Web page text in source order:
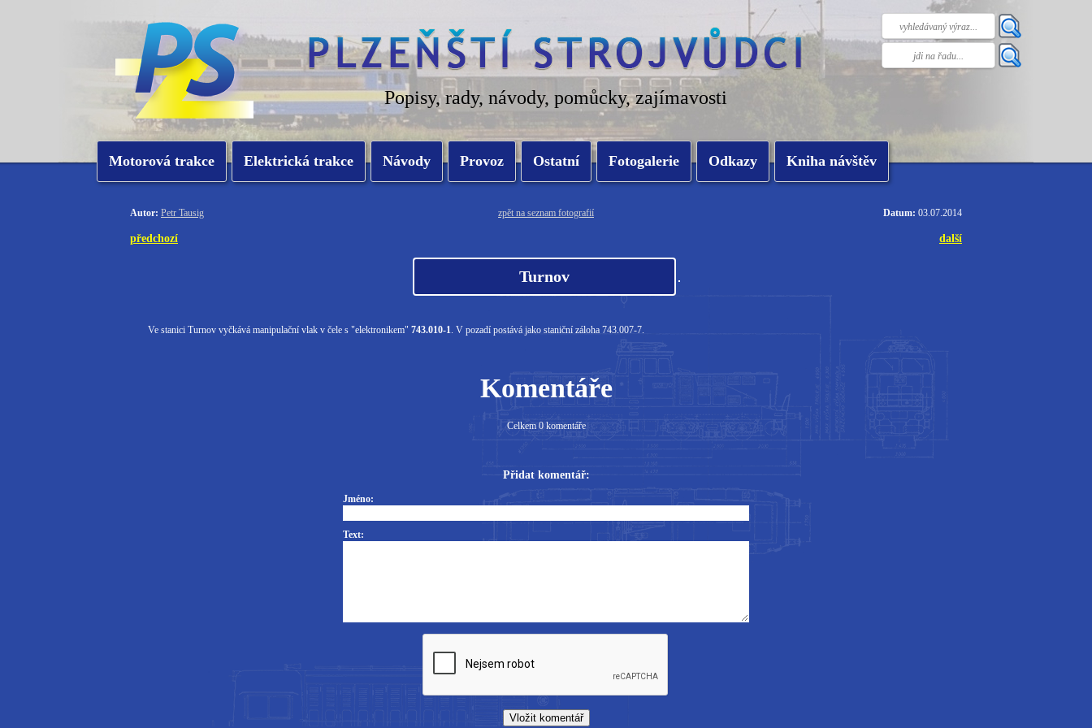
Popisy, rady, návody, pomůcky, zajímavosti
Motorová trakce Elektrická trakce Návody Provoz Ostatní Fotogalerie Odkazy Kniha návštěv
zpět na seznam fotografií
Autor: Petr Tausig
předchozí
Datum: 03.07.2014
další
Turnov
Ve stanici Turnov vyčkává manipulační vlak v čele s "elektronikem" 743.010-1. V pozadí postává jako staniční záloha 743.007-7.
Komentáře
Celkem 0 komentáře
Přidat komentář:
Jméno:
Text: